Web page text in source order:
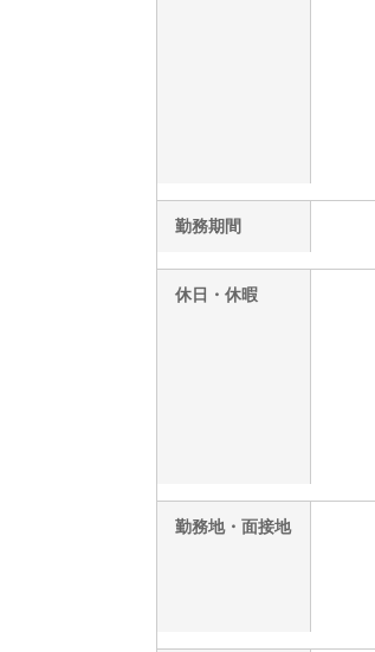
勤務期間
休日・休暇
勤務地・面接地